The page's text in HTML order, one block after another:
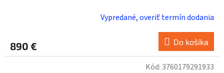
Vypredané, overiť termín dodania
890 € Do košíka
Kód: 3760179291933